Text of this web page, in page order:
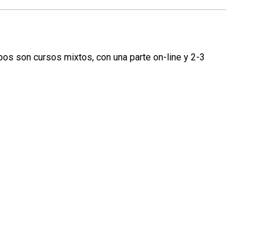
son cursos mixtos, con una parte on-line y 2-3